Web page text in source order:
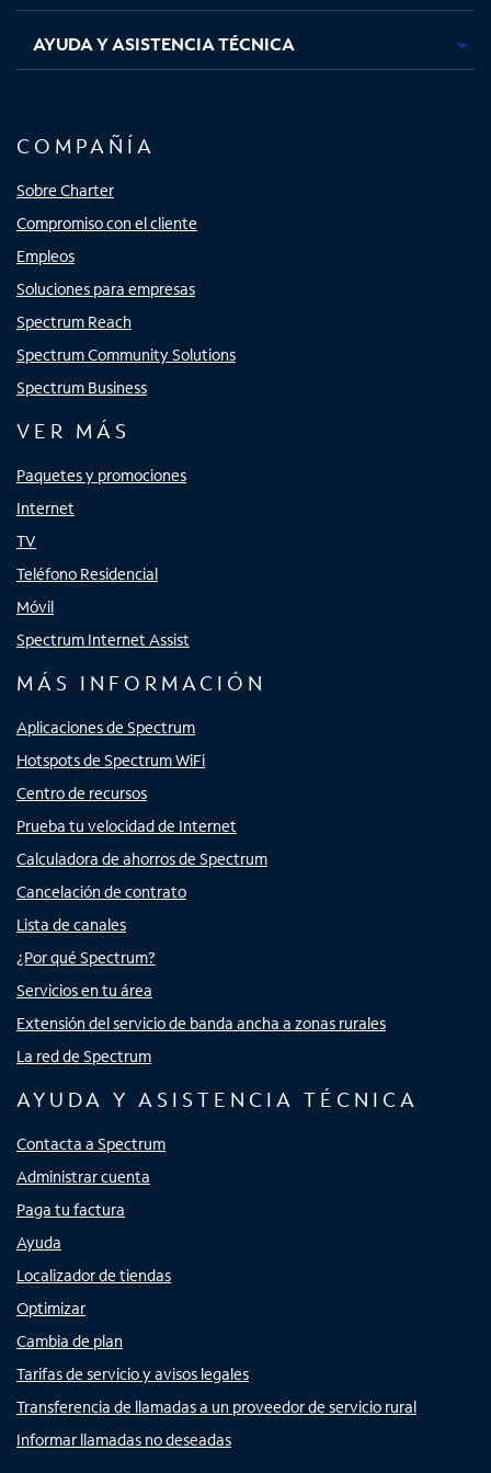
AYUDA Y ASISTENCIA TÉCNICA
COMPAÑÍA
Sobre Charter
Compromiso con el cliente
Empleos
Soluciones para empresas
Spectrum Reach
Spectrum Community Solutions
Spectrum Business
VER MÁS
Paquetes y promociones
Internet
TV
Teléfono Residencial
Móvil
Spectrum Internet Assist
MÁS INFORMACIÓN
Aplicaciones de Spectrum
Hotspots de Spectrum WiFi
Centro de recursos
Prueba tu velocidad de Internet
Calculadora de ahorros de Spectrum
Cancelación de contrato
Lista de canales
¿Por qué Spectrum?
Servicios en tu área
Extensión del servicio de banda ancha a zonas rurales
La red de Spectrum
AYUDA Y ASISTENCIA TÉCNICA
Contacta a Spectrum
Administrar cuenta
Paga tu factura
Ayuda
Localizador de tiendas
Optimizar
Cambia de plan
Tarifas de servicio y avisos legales
Transferencia de llamadas a un proveedor de servicio rural
Informar llamadas no deseadas